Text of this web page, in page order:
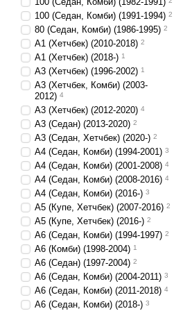
100 (Седан, Комби) (1991-1994) 2
80 (Седан, Комби) (1986-1995) 2
A1 (Хетчбек) (2010-2018) 2
A1 (Хетчбек) (2018-) 1
A3 (Хетчбек) (1996-2002) 1
A3 (Хетчбек, Комби) (2003-
2012) 4
A3 (Хетчбек) (2012-2020) 4
A3 (Седан) (2013-2020) 2
A3 (Седан, Хетчбек) (2020-) 2
A4 (Седан, Комби) (1994-2001) 3
A4 (Седан, Комби) (2001-2008) 4
A4 (Седан, Комби) (2008-2016) 4
A4 (Седан, Комби) (2016-) 3
A5 (Купе, Хетчбек) (2007-2016) 2
A5 (Купе, Хетчбек) (2016-) 2
A6 (Седан, Комби) (1994-1997) 2
A6 (Комби) (1998-2004) 1
A6 (Седан) (1997-2004) 2
A6 (Седан, Комби) (2004-2011) 3
A6 (Седан, Комби) (2011-2018) 4
A6 (Седан, Комби) (2018-) 3